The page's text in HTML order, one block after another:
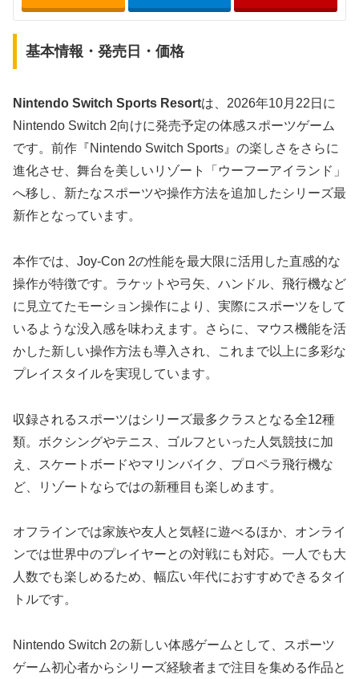
基本情報・発売日・価格
Nintendo Switch Sports Resortは、2026年10月22日に
Nintendo Switch 2向けに発売予定の体感スポーツゲーム
です。前作『Nintendo Switch Sports』の楽しさをさらに
進化させ、舞台を美しいリゾート「ウーフーアイランド」
へ移し、新たなスポーツや操作方法を追加したシリーズ最
新作となっています。
本作では、Joy-Con 2の性能を最大限に活用した直感的な
操作が特徴です。ラケットや弓矢、ハンドル、飛行機など
に見立てたモーション操作により、実際にスポーツをして
いるような没入感を味わえます。さらに、マウス機能を活
かした新しい操作方法も導入され、これまで以上に多彩な
プレイスタイルを実現しています。
収録されるスポーツはシリーズ最多クラスとなる全12種
類。ボクシングやテニス、ゴルフといった人気競技に加
え、スケートボードやマリンバイク、プロペラ飛行機な
ど、リゾートならではの新種目も楽しめます。
オフラインでは家族や友人と気軽に遊べるほか、オンライ
ンでは世界中のプレイヤーとの対戦にも対応。一人でも大
人数でも楽しめるため、幅広い年代におすすめできるタイ
トルです。
Nintendo Switch 2の新しい体感ゲームとして、スポーツ
ゲーム初心者からシリーズ経験者まで注目を集める作品と